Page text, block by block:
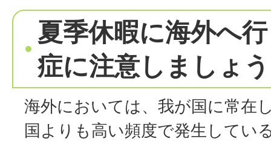
夏季休暇に海外へ
症に注意しましょ
海外においては、我が国に常在
国よりも高い頻度で発生してい